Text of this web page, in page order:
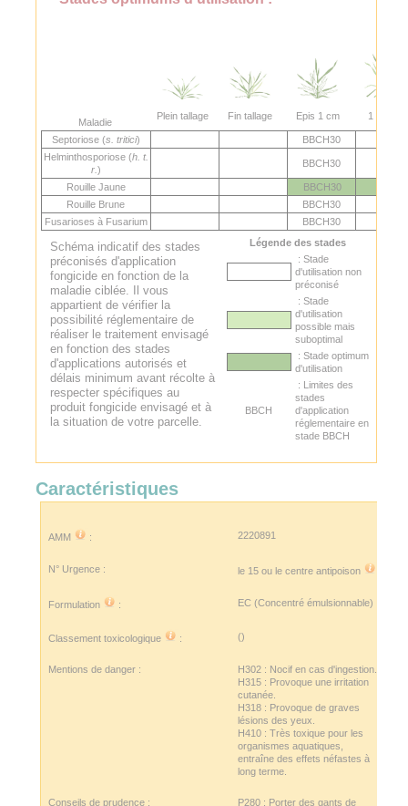
Maladie
Plein tallage Fin tallage Epis 1 cm 1 nœud
Septoriose (s. tritici)
BBCH30
Helminthosporiose (h. t.
r. )
BBCH30
Rouille Jaune
BBCH30
Rouille Brune
BBCH30
Fusarioses à Fusarium
BBCH30
Schéma indicatif des stades
préconisés d'application
fongicide en fonction de la
maladie ciblée. Il vous
appartient de vérifier la
possibilité réglementaire de
réaliser le traitement envisagé
en fonction des stades
d'applications autorisés et
délais minimum avant récolte à
respecter spécifiques au
produit fongicide envisagé et à
la situation de votre parcelle.
Légende des stades
: Stade
d'utilisation non
préconisé
: Stade
d'utilisation
possible mais
suboptimal
: Stade optimum
d'utilisation
BBCH
: Limites des
stades
d'application
réglementaire en
stade BBCH
Caractéristiques
AMM : 2220891
N° Urgence : le 15 ou le centre antipoison
Formulation : EC (Concentré émulsionnable)
Classement toxicologique : ()
Mentions de danger :
H302 : Nocif en cas d'ingestion.
H315 : Provoque une irritation
cutanée.
H318 : Provoque de graves
lésions des yeux.
H410 : Très toxique pour les
organismes aquatiques,
entraîne des effets néfastes à
long terme.
Conseils de prudence : P280 : Porter des gants de